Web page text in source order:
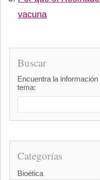
vacuna
Buscar
Encuentra la
tema:
Categorías
Bioética